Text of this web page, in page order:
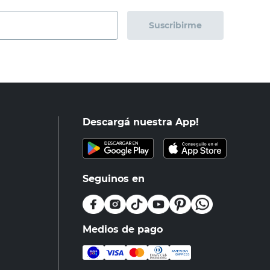
Suscribirme
Descargá nuestra App!
Seguinos en
Medios de pago